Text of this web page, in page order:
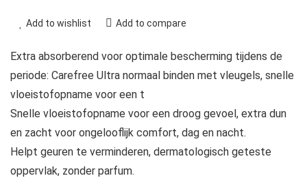
Add to wishlist Add to compare
Extra absorberend voor optimale bescherming tijdens de
periode: Carefree Ultra normaal binden met vleugels, snelle
vloeistofopname voor een t
Snelle vloeistofopname voor een droog gevoel, extra dun
en zacht voor ongelooflijk comfort, dag en nacht.
Helpt geuren te verminderen, dermatologisch geteste
oppervlak, zonder parfum.